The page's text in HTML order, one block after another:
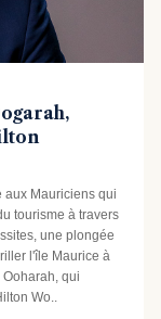
aux Mauriciens qui
tourisme à travers
une plongée
l'île Maurice à
qui
Wo..